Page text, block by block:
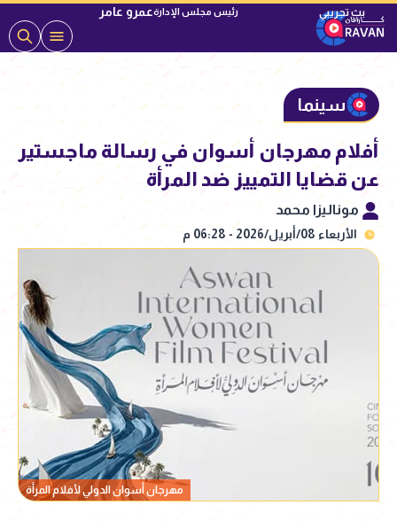
رئيس مجلس الإدارةعمرو عامر
سينما
أفلام مهرجان أسوان في رسالة ماجستير
عن قضايا التمييز ضد المرأة
موناليزا محمد
الأربعاء 08/أبريل/2026 - 06:28 م
مهرجان أسوان الدولي لأفلام المرأة